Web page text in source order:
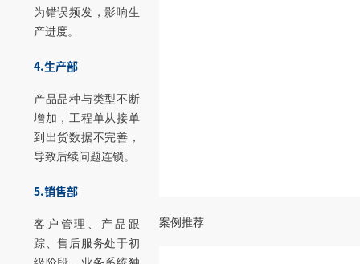
为错误频发，影响生
产进度。
4.生产部
产品品种与类型不断
增加，工程单从接单
到出货数据不完善，
导致后续问题连锁。
5.销售部
客户管理、产品跟
踪、售后服务处于初
案例推荐